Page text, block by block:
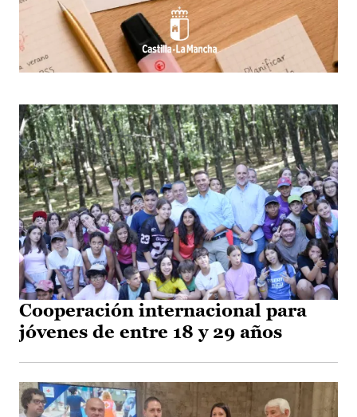
Cooperación internacional para
jóvenes de entre 18 y 29 años